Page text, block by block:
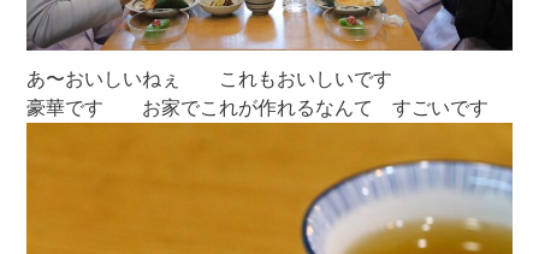
あ〜おいしいねぇ これもおいしいです
豪華です お家でこれが作れるなんて すごいです